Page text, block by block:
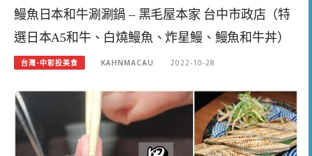
鰻魚日本和牛涮涮鍋 – 黑毛屋本家 台中市政店（特
選日本A5和牛、白燒鰻魚、炸星鰻、鰻魚和牛丼）
台灣-中彰投美食 KAHNMACAU 2022-10-28